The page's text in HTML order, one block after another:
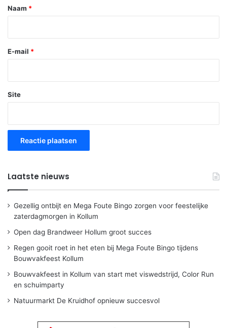
*
Naam *
E-mail *
Site
Laatste nieuws
Gezellig ontbijt en Mega Foute Bingo zorgen voor feestelijke
zaterdagmorgen in Kollum
Open dag Brandweer Hollum groot succes
Regen gooit roet in het eten bij Mega Foute Bingo tijdens
Bouwvakfeest Kollum
Bouwvakfeest in Kollum van start met viswedstrijd, Color Run
en schuimparty
Natuurmarkt De Kruidhof opnieuw succesvol